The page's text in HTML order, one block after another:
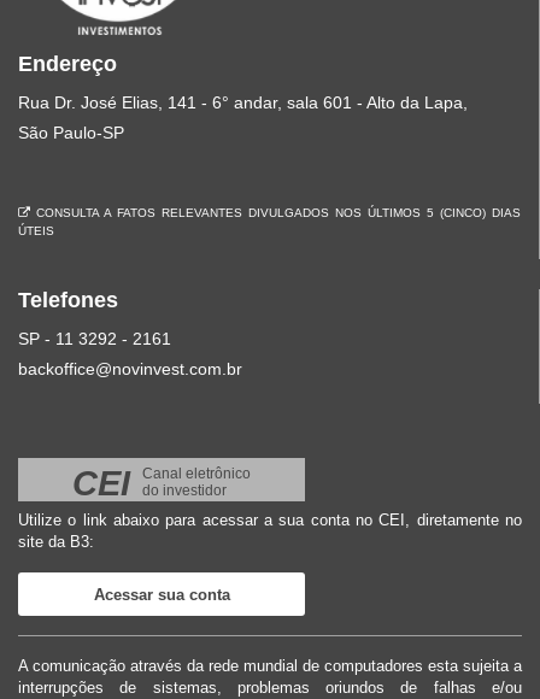
Endereço
Rua Dr. José Elias, 141 - 6° andar, sala 601 - Alto da Lapa,
São Paulo-SP
CONSULTA A FATOS RELEVANTES DIVULGADOS NOS ÚLTIMOS 5 (CINCO) DIAS
ÚTEIS
Telefones
SP - 11 3292 - 2161
backoffice@novinvest.com.br
CEI
Canal eletrônico
do investidor
Utilize o link abaixo para acessar a sua conta no CEI, diretamente no
site da B3:
Acessar sua conta
A comunicação através da rede mundial de computadores esta sujeita a
interrupções de sistemas, problemas oriundos de falhas e/ou